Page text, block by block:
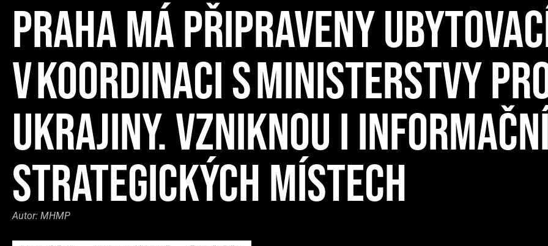
PRAHA MÁ PŘIPRAVENY
V KOORDINACI S MINISTERSTVY
UKRAJINY. VZNIKNOU I
STRATEGICKÝCH MÍSTECH
Autor: MHMP